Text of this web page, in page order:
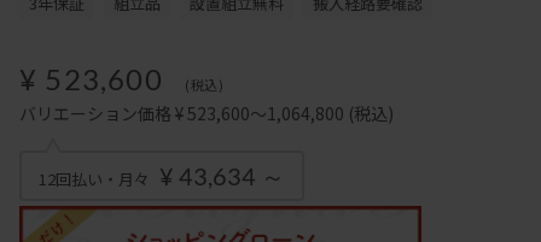
¥ 523,600 (税込)
バリエーション価格 ¥ 523,600～1,064,800 (税込)
12回払い・月々 ¥ 43,634 ～